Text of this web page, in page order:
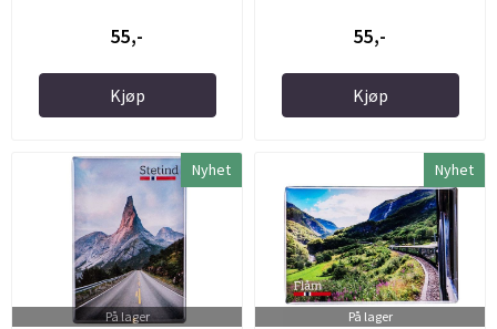
55,-
Kjøp
55,-
Kjøp
Nyhet
På lager
Nyhet
På lager